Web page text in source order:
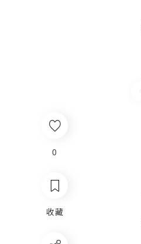
0
收藏